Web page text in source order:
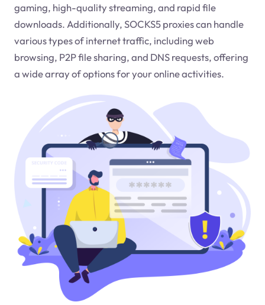
gaming, high-quality streaming, and rapid file
downloads. Additionally, SOCKS5 proxies can handle
various types of internet traffic, including web
browsing, P2P file sharing, and DNS requests, offering
a wide array of options for your online activities.